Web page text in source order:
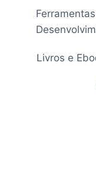
ConteúdoLivros e